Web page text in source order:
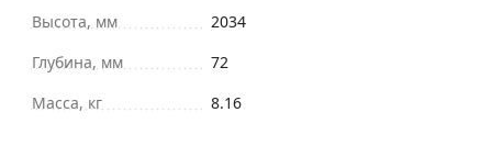
Высота, мм
2034
Глубина, мм
72
Масса, кг
8.16